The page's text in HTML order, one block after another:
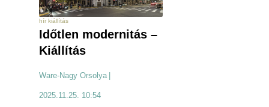
hír kiállítás
Időtlen modernitás –
Kiállítás
Ware-Nagy Orsolya
2025.11.25. 10:54